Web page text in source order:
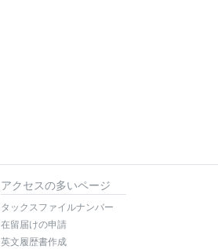
アクセスの多いページ
タックスファイルナンバー
在留届けの申請
英文履歴書作成